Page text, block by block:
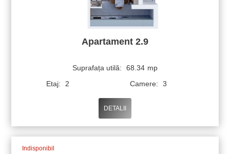
Apartament 2.9
Suprafața utilă: 68.34 mp
Etaj:
2 Camere: 3
DETALII
Indisponibil